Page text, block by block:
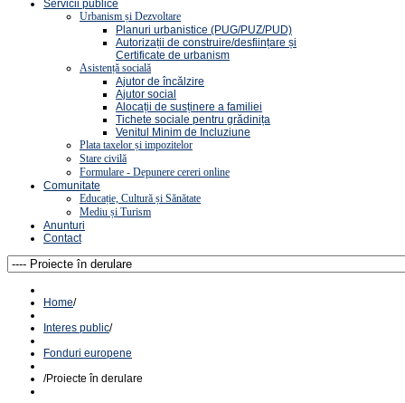
Servicii publice
Urbanism și Dezvoltare
Planuri urbanistice (PUG/PUZ/PUD)
Autorizații de construire/desființare și
Certificate de urbanism
Asistență socială
Ajutor de încălzire
Ajutor social
Alocații de susținere a familiei
Tichete sociale pentru grădinița
Venitul Minim de Incluziune
Plata taxelor și impozitelor
Stare civilă
Formulare - Depunere cereri online
Comunitate
Educație, Cultură și Sănătate
Mediu și Turism
Anunturi
Contact
Home/
Interes public/
Fonduri europene
/Proiecte în derulare